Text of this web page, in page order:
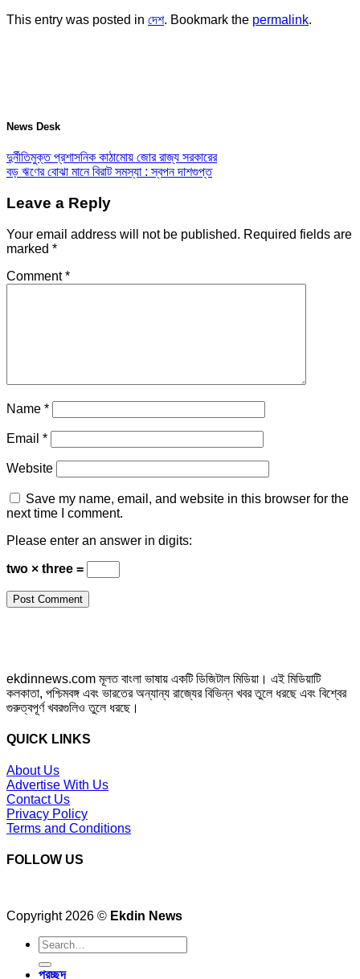
This entry was posted in দেশ. Bookmark the permalink.
News Desk
দুর্নীতিমুক্ত প্রশাসনিক কাঠামোয় জোর রাজ্য সরকারের
বড় ঋণের বোঝা মানে বিরাট সমস্যা : স্বপন দাশগুপ্ত
Leave a Reply
Your email address will not be published. Required fields are
marked *
Comment*
Name *
Email *
Website
Save my name, email, and website in this browser for the
next time I comment.
Please enter an answer in digits:
two × three =
ekdinnews.com মূলত বাংলা ভাষায় একটি ডিজিটাল মিডিয়া। এই মিডিয়াটি
কলকাতা, পশ্চিমবঙ্গ এবং ভারতের অন্যান্য রাজ্যের বিভিন্ন খবর তুলে ধরছে এবং বিশ্বের
গুরুত্বপূর্ণ খবরগুলিও তুলে ধরছে।
QUICK LINKS
About Us
Advertise With Us
Contact Us
Privacy Policy
Terms and Conditions
FOLLOW US
Copyright 2026 © Ekdin News
প্রচ্ছদ